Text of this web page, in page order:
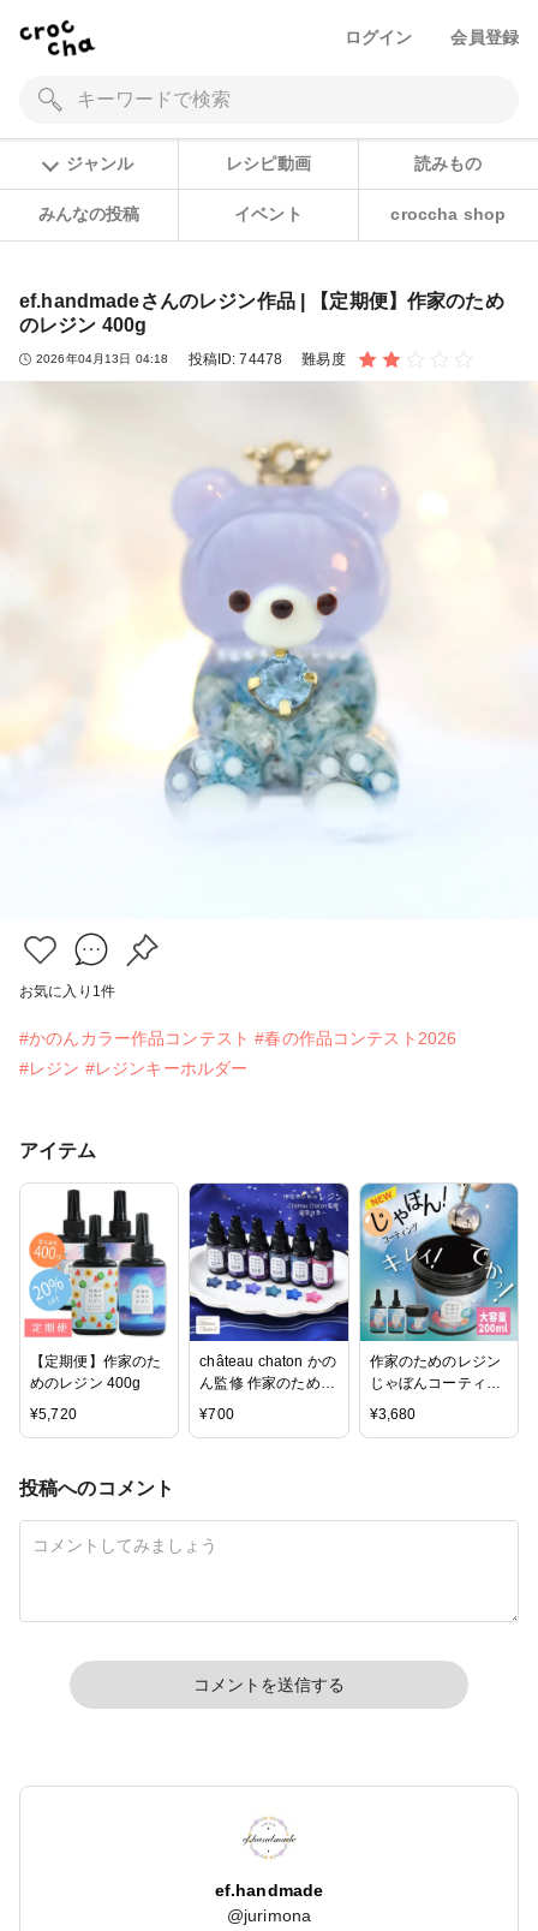
ログイン 会員登録
ジャンル レシピ動画 読みもの
みんなの投稿 イベント croccha shop
ef.handmadeさんのレジン作品 | 【定期便】作家のため
のレジン 400g
2026年04月13日 04:18 投稿ID:74478 難易度
お気に入り 1 件
#かのんカラー作品コンテスト #春の作品コンテスト2026
#レジン #レジンキーホルダー
アイテム
【定期便】作家のた
めのレジン 400g
¥5,720
château chaton かの
ん監修 作家のための
レジン 「着色剤 濃
¥700
作家のためのレジン
じゃぼんコーティン
グ どぼん液 200ml
遮光ケース付き
¥3,680
投稿へのコメント
コメントを送信する
ef.handmade
@jurimona